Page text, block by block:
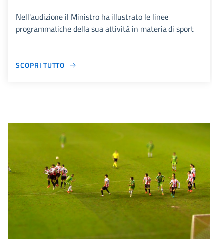
Nell'audizione il Ministro ha illustrato le linee
programmatiche della sua attività in materia di sport
SCOPRI TUTTO